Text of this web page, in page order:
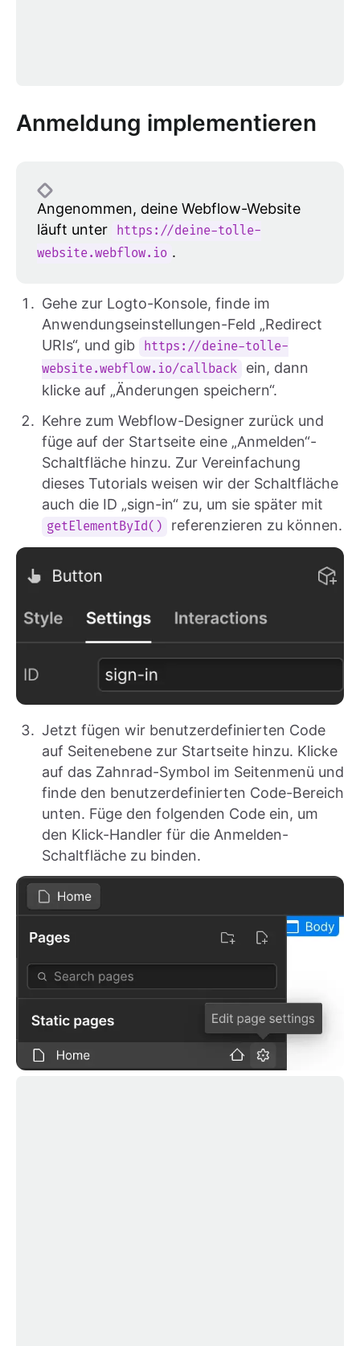
Anmeldung implementieren
Angenommen, deine Webflow-Website
läuft unter
https://deine-tolle-
website.webflow.io .
Gehe zur Logto-Konsole, finde im
Anwendungseinstellungen-Feld „Redirect
URIs“, und gib
https://deine-tolle-
website.webflow.io/callback
ein, dann
klicke auf „Änderungen speichern“.
Kehre zum Webflow-Designer zurück und
füge auf der Startseite eine „Anmelden“-
Schaltfläche hinzu. Zur Vereinfachung
dieses Tutorials weisen wir der Schaltfläche
auch die ID „sign-in“ zu, um sie später mit
getElementById() referenzieren zu können.
Jetzt fügen wir benutzerdefinierten Code
auf Seitenebene zur Startseite hinzu. Klicke
auf das Zahnrad-Symbol im Seitenmenü und
finde den benutzerdefinierten Code-Bereich
unten. Füge den folgenden Code ein, um
den Klick-Handler für die Anmelden-
Schaltfläche zu binden.